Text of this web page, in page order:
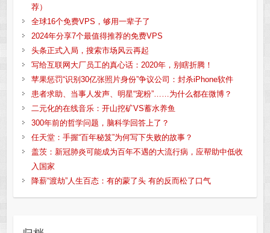
荐）
全球16个免费VPS，够用一辈子了
2024年分享7个最值得推荐的免费VPS
头条正式入局，搜索市场风云再起
写给互联网大厂员工的真心话：2020年，别瞎折腾！
苹果惩罚“识别30亿张照片身份”争议公司：封杀iPhone软件
患者求助、当事人发声、明星“宠粉”……为什么都在微博？
二元化的在线音乐：开山挖矿VS蓄水养鱼
300年前的哲学问题，脑科学回答上了？
任天堂：手握“百年秘笈”为何写下失败的故事？
盖茨：新冠肺炎可能成为百年不遇的大流行病，应帮助中低收
入国家
降薪“渡劫”人生百态：有的蒙了头 有的反而松了口气